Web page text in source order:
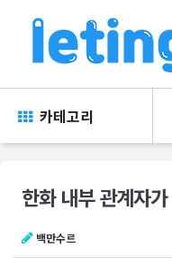
카테고리
한화 내부 관계자
백만수르